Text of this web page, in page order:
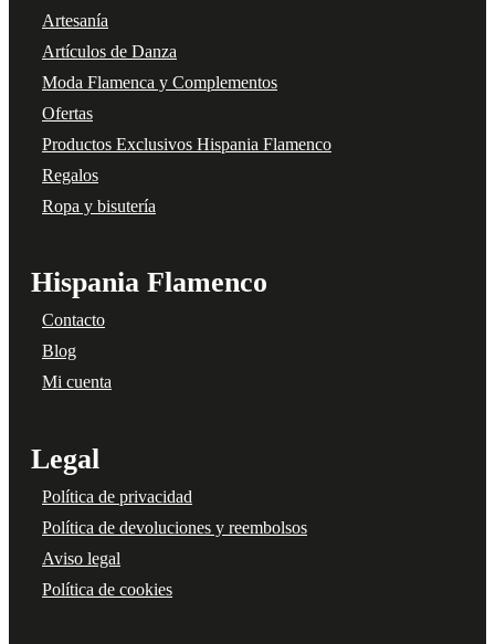
Artesanía
Artículos de Danza
Moda Flamenca y Complementos
Ofertas
Productos Exclusivos Hispania Flamenco
Regalos
Ropa y bisutería
Hispania Flamenco
Contacto
Blog
Mi cuenta
Legal
Política de privacidad
Política de devoluciones y reembolsos
Aviso legal
Política de cookies